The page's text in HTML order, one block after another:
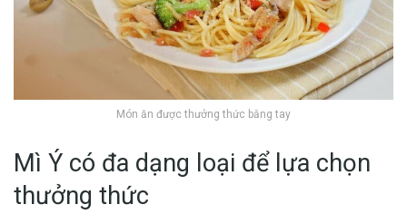
Món ăn được thưởng thức bằng tay
Mì Ý có đa dạng loại để lựa chọn
thưởng thức